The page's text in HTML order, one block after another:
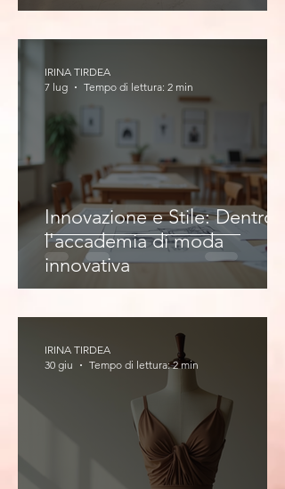
Innovazione e Stile: Dentro
l'accademia di moda
innovativa
IRINA TIRDEA
7 lug
Tempo di lettura: 2 min
IRINA TIRDEA
30 giu
Tempo di lettura: 2 min